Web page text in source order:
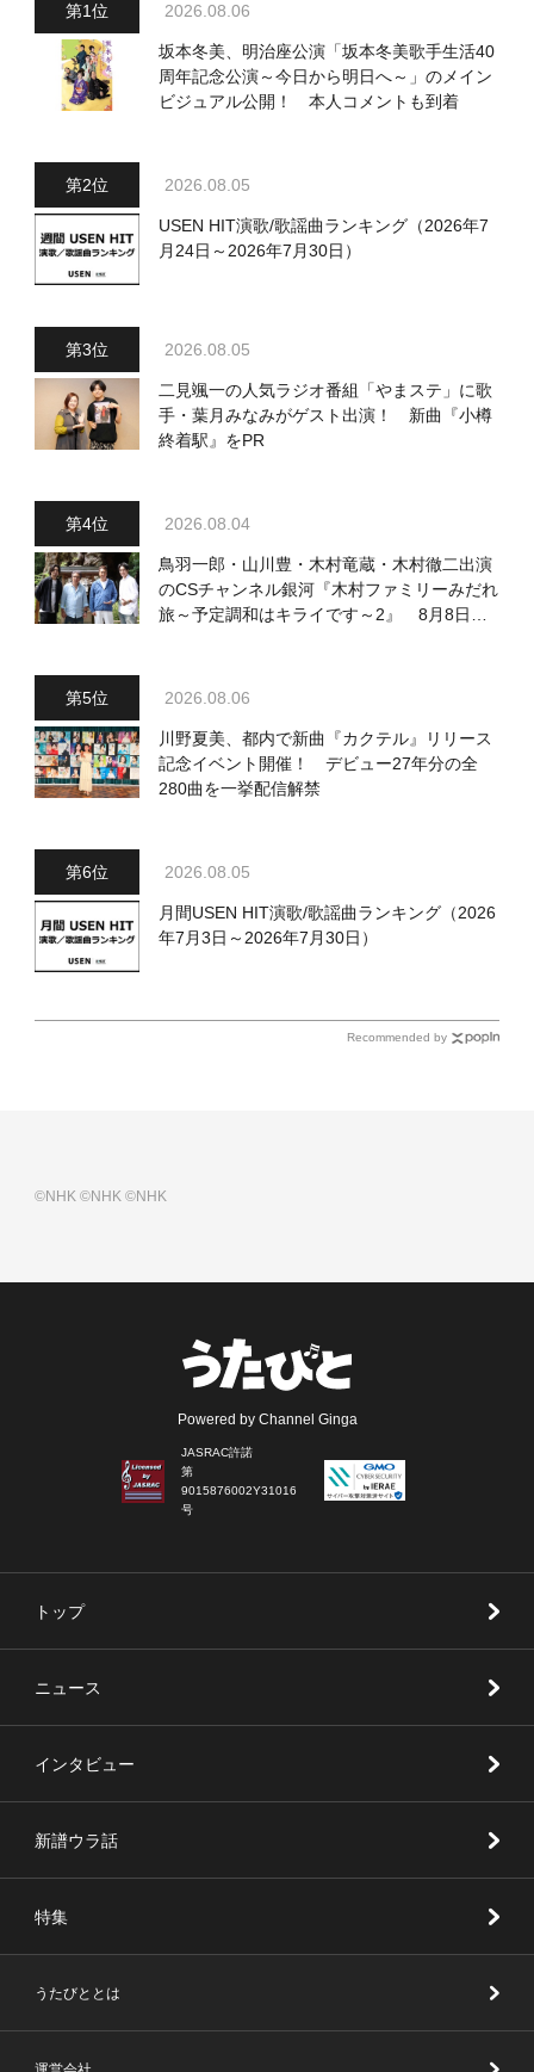
2026.08.06
坂本冬美、明治座公演「坂本冬美歌手生活40
周年記念公演～今日から明日へ～」のメイン
ビジュアル公開！ 本人コメントも到着
2026.08.05
USEN HIT演歌/歌謡曲ランキング（2026年7
月24日～2026年7月30日）
2026.08.05
二見颯一の人気ラジオ番組「やまステ」に歌
手・葉月みなみがゲスト出演！ 新曲『小樽
終着駅』をPR
2026.08.04
鳥羽一郎・山川豊・木村竜蔵・木村徹二出演
のCSチャンネル銀河『木村ファミリーみだれ
旅～予定調和はキライです～2』 8月8日
2026.08.06
川野夏美、都内で新曲『カクテル』リリース
記念イベント開催！ デビュー27年分の全
280曲を一挙配信解禁
2026.08.05
月間USEN HIT演歌/歌謡曲ランキング（2026
年7月3日～2026年7月30日）
Recommended by
©NHK©NHK©NHK
Powered by Channel Ginga
JASRAC許諾
第
9015876002Y31016
号
トップ
ニュース
インタビュー
新譜ウラ話
特集
うたびととは